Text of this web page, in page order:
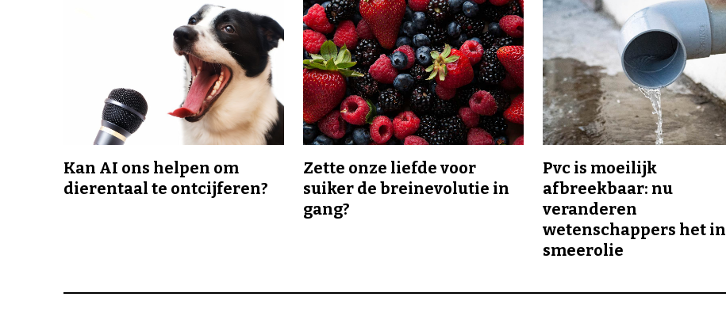
Kan AI ons helpen om
dierentaal te ontcijferen?
Zette onze liefde voor
suiker de breinevolutie in
gang?
Pvc is moeilijk
afbreekbaar: nu
veranderen
wetenschappers het in
smeerolie